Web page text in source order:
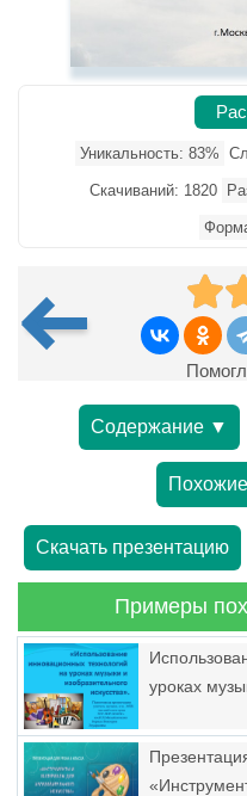
Уникальность: 83%
Скачиваний: 1820
Содержание ▼
Скачать презентацию
Примеры
уроках